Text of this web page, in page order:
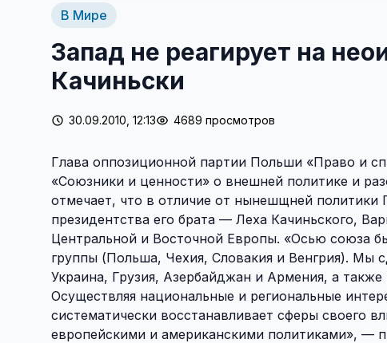
В Мире
Запад не реагирует на
Качиньски
30.09.2010, 12:13 4689 просмотров
Глава оппозиционной партии Польши «Право и
«Союзники и ценности» о внешней политике и
отмечает, что в отличие от нынешщней политики
президентства его брата — Леха Качиньского,
Центральной и Восточной Европы. «Осью союза
группы (Польша, Чехия, Словакия и Венгрия). Мы
Украина, Грузия, Азербайджан и Армения, а
Осуществляя национальные и региональные
систематически восстанавливает сферы своего
европейскими и американскими политиками», —